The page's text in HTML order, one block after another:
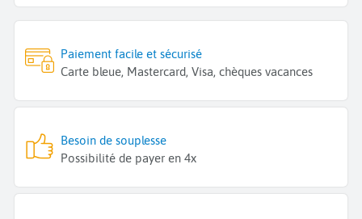
Paiement facile et sécurisé
Carte bleue, Mastercard, Visa, chèques vacances
Besoin de souplesse
Possibilité de payer en 4x